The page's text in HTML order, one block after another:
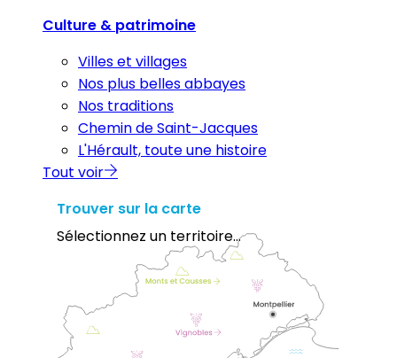
Culture & patrimoine
Villes et villages
Nos plus belles abbayes
Nos traditions
Chemin de Saint-Jacques
L'Hérault, toute une histoire
Tout voir
Trouver sur la carte
Sélectionnez un territoire...